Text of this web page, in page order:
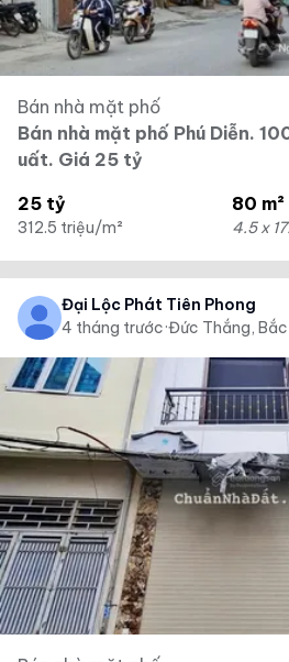
Bán nhà mặt phố
Bán nhà mặt phố Phú Diễn.
uất. Giá 25 tỷ
25 tỷ
312.5 triệu/m²
80 m²
4.5 x
Đại Lộc Phát Tiên Phong
4 tháng trước·Đức Thắng, Bắc